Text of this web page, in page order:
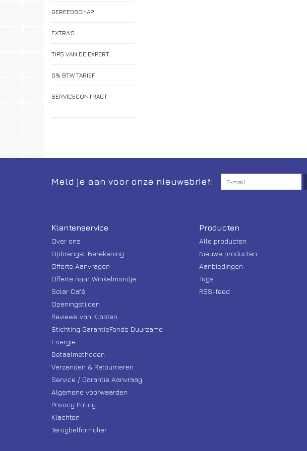
GEREEDSCHAP
EXTRA'S
TIPS VAN DE EXPERT
0% BTW TARIEF
SERVICECONTRACT
Meld je aan voor onze nieuwsbrief:
Klantenservice
Over ons
Opbrengst Berekening
Offerte Aanvragen
Offerte naar Winkelmandje
Solar Café
Openingstijden
Reviews van Klanten
Stichting GarantieFonds Duurzame
Energie
Betaalmethoden
Verzenden & Retourneren
Service / Garantie Aanvraag
Algemene voorwaarden
Privacy Policy
Klachten
Terugbelformulier
Producten
Alle producten
Nieuwe producten
Aanbiedingen
Tags
RSS-feed